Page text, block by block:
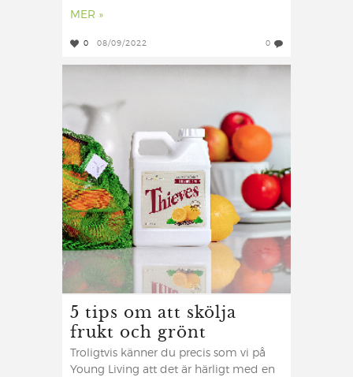
MER »
0 08/09/2022 0
5 tips om att skölja
frukt och grönt
Troligtvis känner du precis som vi på
Young Living att det är härligt med en